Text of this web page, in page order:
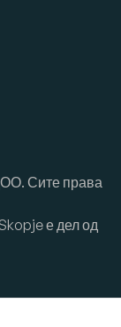
Сите права
е дел од